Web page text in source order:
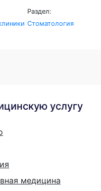
Раздел:
Стоматология
услугу
медицина